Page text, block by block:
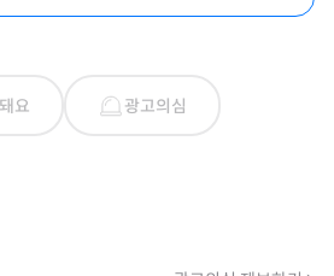
요 광고의심